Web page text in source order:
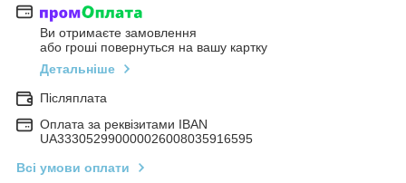
Ви отримаєте замовлення
або гроші повернуться на вашу картку
Детальніше
Післяплата
Оплата за реквізитами IBAN
UA333052990000026008035916595
Всі умови оплати